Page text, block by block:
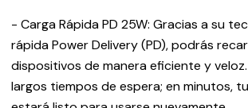
- Carga Rápida PD 25W: Gracias a su
rápida Power Delivery (PD), podrás
dispositivos de manera eficiente y
largos tiempos de espera; en minutos,